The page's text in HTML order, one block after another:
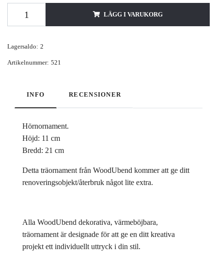
LÄGG I VARUKORG
Lagersaldo: 2
Artikelnummer: 521
INFO RECENSIONER
Hörnornament.
Höjd: 11 cm
Bredd: 21 cm
Detta träornament från WoodUbend kommer att ge ditt
renoveringsobjekt/återbruk något lite extra.
Alla WoodUbend dekorativa, värmeböjbara,
träornament är designade för att ge en ditt kreativa
projekt ett individuellt uttryck i din stil.